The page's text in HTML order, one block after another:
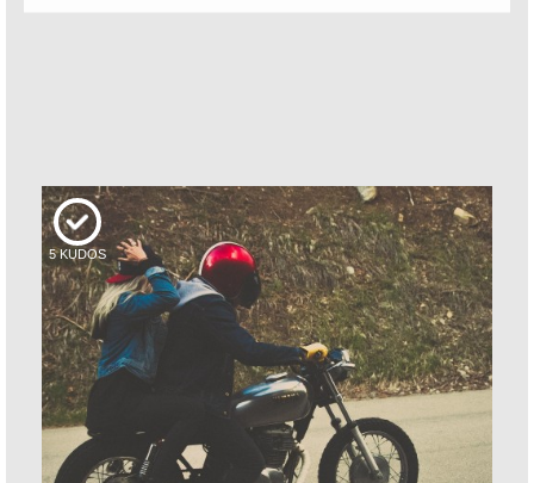
5 KUDOS